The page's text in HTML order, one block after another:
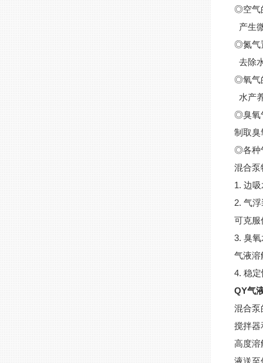
◎空气
产生
◎氮气
去除
◎氧气
水产
◎臭氧
制取臭
◎各种
混合泵
1. 边
2. 气
可克服
3. 臭
气液溶
4. 稳
QY气
混合泵
搅拌器
高度溶
液送至